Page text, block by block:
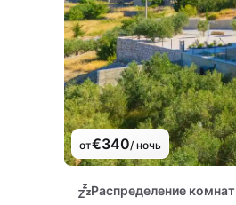
от€340/ ночь
Распределение комнат